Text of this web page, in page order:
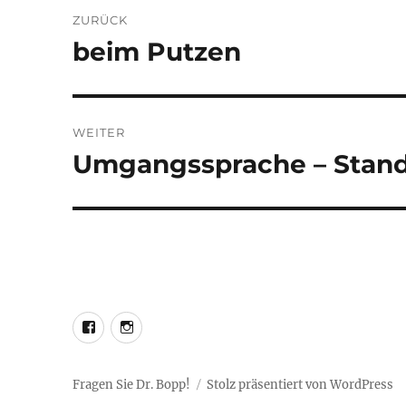
ZURÜCK
Vorheriger
beim Putzen
WEITER
Nächster
Umgangssprache –
LEO@Facebook
LEO@Instagram
Fragen Sie Dr. Bopp! Stolz präsentiert von WordPress